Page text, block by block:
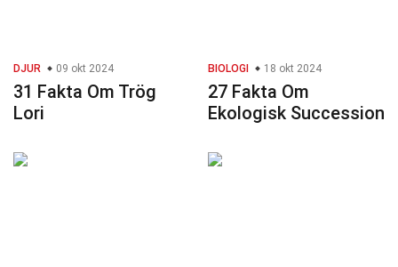
DJUR 09 okt 2024
31 Fakta Om Trög
Lori
BIOLOGI 18 okt 2024
27 Fakta Om
Ekologisk Succession